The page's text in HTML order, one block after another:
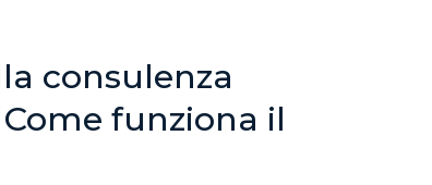
consulenza
funziona il